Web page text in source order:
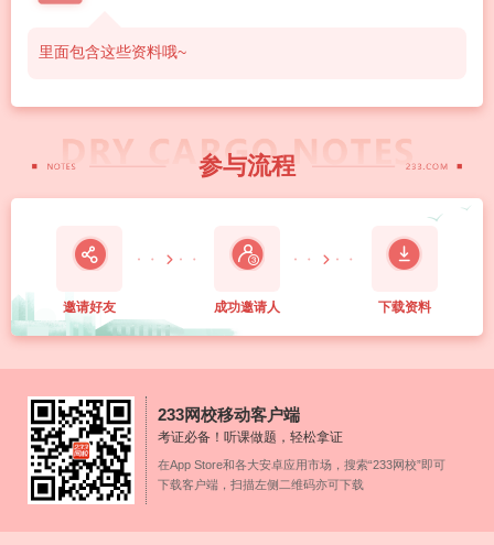
里面包含这些资料哦~
参与流程
邀请好友 成功邀请人 下载资料
233网校移动客户端
考证必备！听课做题，轻松拿证
在App Store和各大安卓应用市场，搜索“233网校”即可
下载客户端，扫描左侧二维码亦可下载